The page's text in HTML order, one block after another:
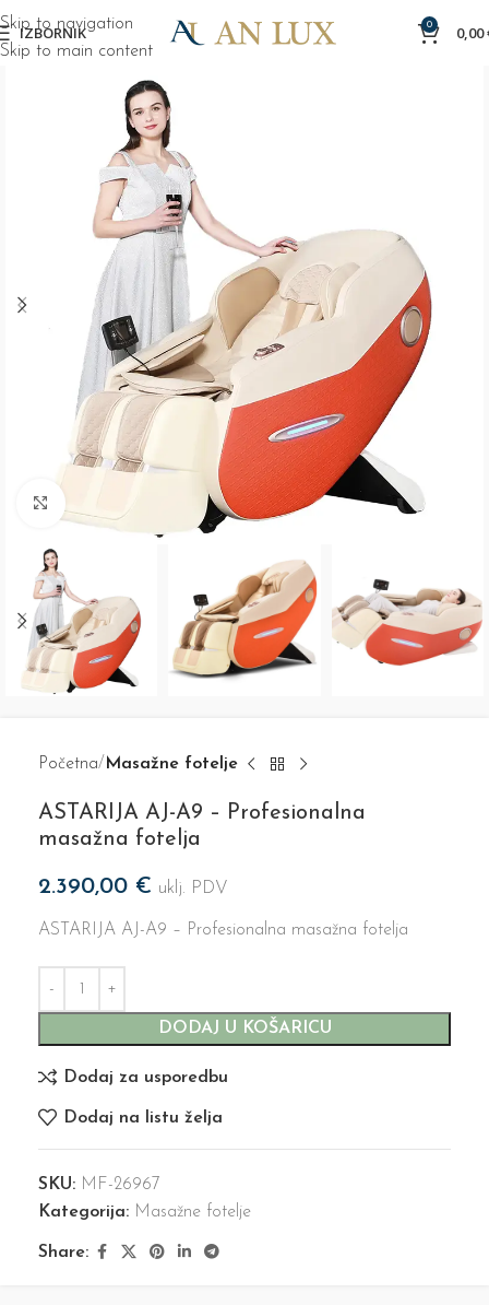
Skip to navigation
Skip to main content
IZBORNIK 0 0,00
Početna Masažne fotelje
ASTARIJA AJ-A9 – Profesionalna
masažna fotelja
2.390,00 € uklj. PDV
ASTARIJA AJ-A9 – Profesionalna masažna fotelja
DODAJ U KOŠARICU
Dodaj za usporedbu
Dodaj na listu želja
SKU: MF-26967
Kategorija: Masažne fotelje
Share: